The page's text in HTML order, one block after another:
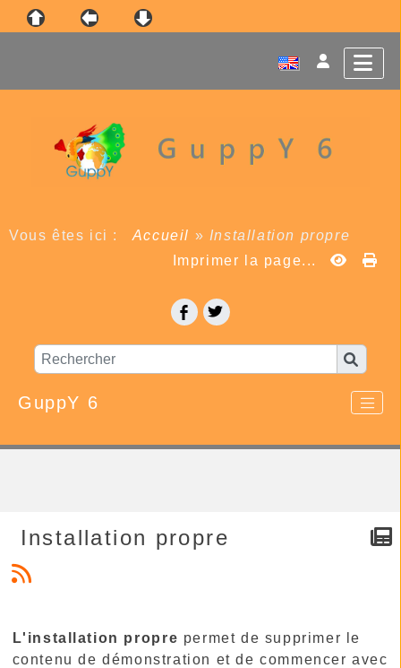
Vous êtes ici : Accueil » Installation propre
Imprimer la page...
GuppY 6
Installation propre
L'installation propre permet de supprimer le
contenu de démonstration et de commencer avec